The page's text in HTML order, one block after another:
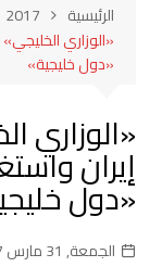
الرئيسية 2017
«الوزاري
«دول خليجية»
«الوزاري
إيران
«دول
الجمعة, 31 مارس 2017, 13:18